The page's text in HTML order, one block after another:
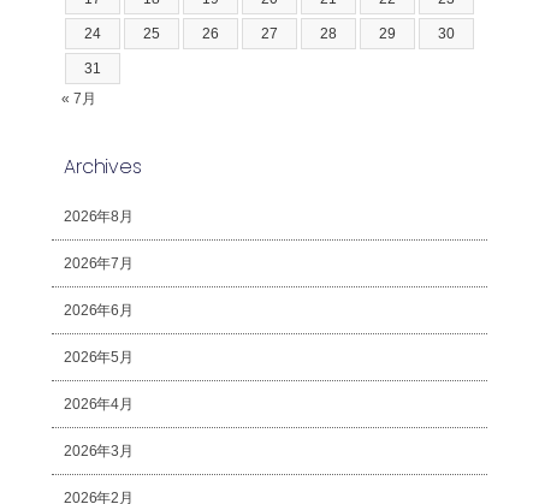
24 25 26 27 28 29 30
31
« 7月
Archives
2026年8月
2026年7月
2026年6月
2026年5月
2026年4月
2026年3月
2026年2月